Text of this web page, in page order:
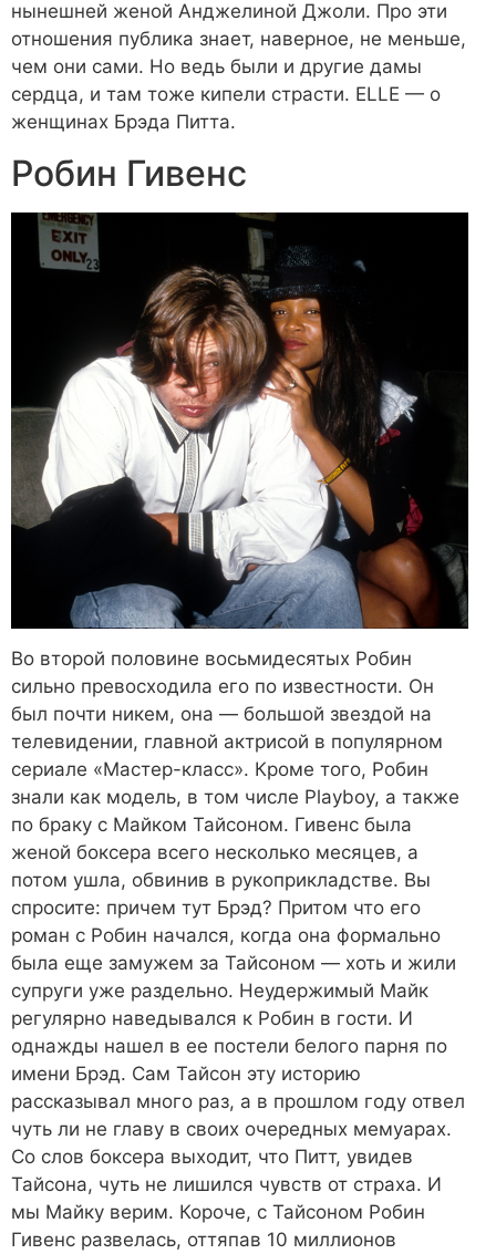
нынешней женой Анджелиной Джоли. Про эти
отношения публика знает, наверное, не меньше,
чем они сами. Но ведь были и другие дамы
сердца, и там тоже кипели страсти. ELLE — о
женщинах Брэда Питта.
Робин Гивенс
Во второй половине восьмидесятых Робин
сильно превосходила его по известности. Он
был почти никем, она — большой звездой на
телевидении, главной актрисой в популярном
сериале «Мастер-класс». Кроме того, Робин
знали как модель, в том числе Playboy, а также
по браку с Майком Тайсоном. Гивенс была
женой боксера всего несколько месяцев, а
потом ушла, обвинив в рукоприкладстве. Вы
спросите: причем тут Брэд? Притом что его
роман с Робин начался, когда она формально
была еще замужем за Тайсоном — хоть и жили
супруги уже раздельно. Неудержимый Майк
регулярно наведывался к Робин в гости. И
однажды нашел в ее постели белого парня по
имени Брэд. Сам Тайсон эту историю
рассказывал много раз, а в прошлом году отвел
чуть ли не главу в своих очередных мемуарах.
Со слов боксера выходит, что Питт, увидев
Тайсона, чуть не лишился чувств от страха. И
мы Майку верим. Короче, с Тайсоном Робин
Гивенс развелась, оттяпав 10 миллионов